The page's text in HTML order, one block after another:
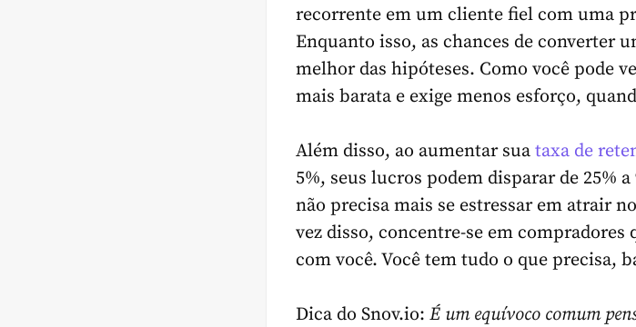
recorrente em um cliente fiel com uma
Enquanto isso, as chances de converter
melhor das hipóteses. Como você pode
mais barata e exige menos esforço,
Além disso, ao aumentar sua taxa de
5%, seus lucros podem disparar de 25%
não precisa mais se estressar em atrair
vez disso, concentre-se em
com você. Você tem tudo o que precisa,
Dica do Snov.io: É um equívoco comum